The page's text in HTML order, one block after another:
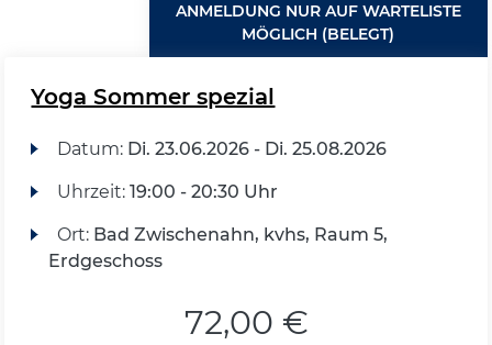
ANMELDUNG NUR AUF WARTELISTE
MÖGLICH (BELEGT)
Yoga Sommer spezial
Datum: Di. 23.06.2026 - Di. 25.08.2026
Uhrzeit: 19:00 - 20:30 Uhr
Ort: Bad Zwischenahn, kvhs, Raum 5,
Erdgeschoss
72,00 €